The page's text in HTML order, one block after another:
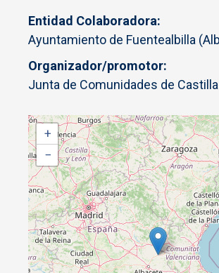
Entidad Colaboradora
Ayuntamiento de Fuentealbilla
Organizador/promotor
Junta de Comunidades de
+
−